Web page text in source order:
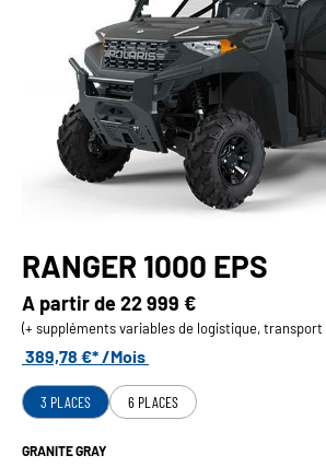
RANGER 1000 EPS
A partir de22 999 €
(+ suppléments variables de logistique,
389,78 €* /Mois
3 PLACES 6 PLACES
GRANITE GRAY